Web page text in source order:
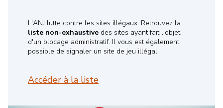
L'ANJ lutte contre les sites illégaux. Retrouvez la
liste non-exhaustive des sites ayant fait l'objet
d'un blocage administratif. Il vous est également
possible de signaler un site de jeu illégal.
Accéder à la liste